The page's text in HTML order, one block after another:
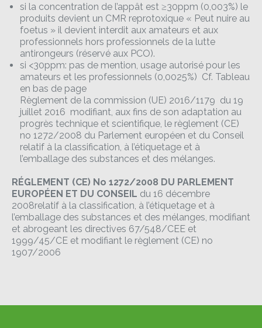
si la concentration de l’appât est ≥30ppm (0,003%) le
produits devient un CMR reprotoxique « Peut nuire au
foetus » il devient interdit aux amateurs et aux
professionnels hors professionnels de la lutte
antirongeurs (réservé aux PCO).
si <30ppm: pas de mention, usage autorisé pour les
amateurs et les professionnels (0,0025%) Cf. Tableau
en bas de page
Règlement de la commission (UE) 2016/1179 du 19
juillet 2016 modifiant, aux fins de son adaptation au
progrès technique et scientifique, le règlement (CE)
no 1272/2008 du Parlement européen et du Conseil
relatif à la classification, à l’étiquetage et à
l’emballage des substances et des mélanges.
RÉGLEMENT (CE) No 1272/2008 DU PARLEMENT
EUROPÉEN ET DU CONSEIL du 16 décembre
2008relatif à la classification, à l’étiquetage et à
l’emballage des substances et des mélanges, modifiant
et abrogeant les directives 67/548/CEE et
1999/45/CE et modifiant le règlement (CE) no
1907/2006